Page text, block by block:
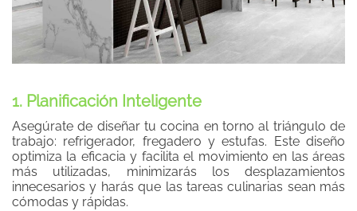
1. Planificación Inteligente
Asegúrate de diseñar tu cocina en torno al triángulo de
trabajo: refrigerador, fregadero y estufas. Este diseño
optimiza la eficacia y facilita el movimiento en las áreas
más utilizadas, minimizarás los desplazamientos
innecesarios y harás que las tareas culinarias sean más
cómodas y rápidas.